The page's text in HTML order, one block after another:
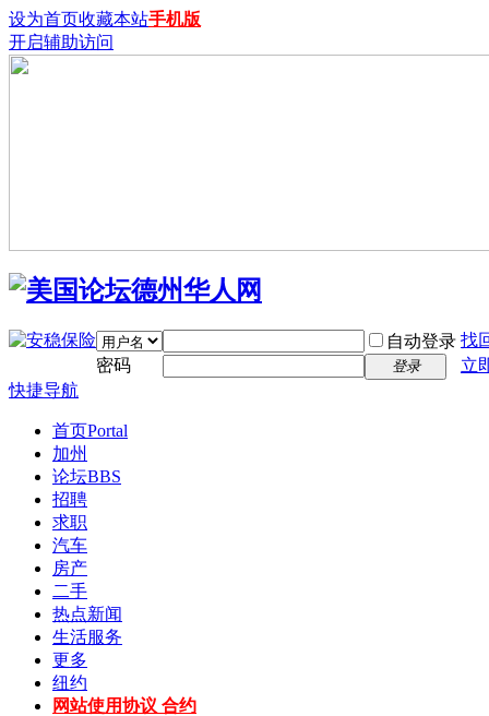
设为首页收藏本站手机版
开启辅助访问
自动登录 找
密码
登录
立
快捷导航
首页Portal
加州
论坛BBS
招聘
求职
汽车
房产
二手
热点新闻
生活服务
更多
纽约
网站使用协议 合约